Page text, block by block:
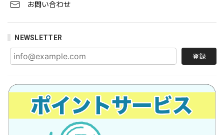
お問い合わせ
NEWSLETTER
登録